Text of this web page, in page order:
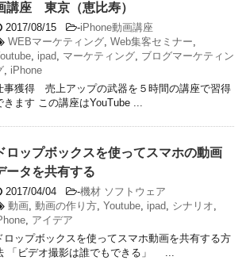
講座 東京（恵比寿）
2017/08/15 -iPhone動画講座
WEBマーケティング, Web集客セミナー,
, ipad, マーケティング, ブログマーケティン
, iPhone
事獲得 売上アップの武器を５時間の講座で習得
きます この講座はYouTube ...
ドロップボックスを使ってスマホの動画
ータを共有する
2017/04/04 -機材 ソフトウェア
動画, 動画の作り方, Youtube, ipad, シナリオ,
, アイデア
ロップボックスを使ってスマホ動画を共有する方
「ビデオ撮影は誰でもできる」 ...